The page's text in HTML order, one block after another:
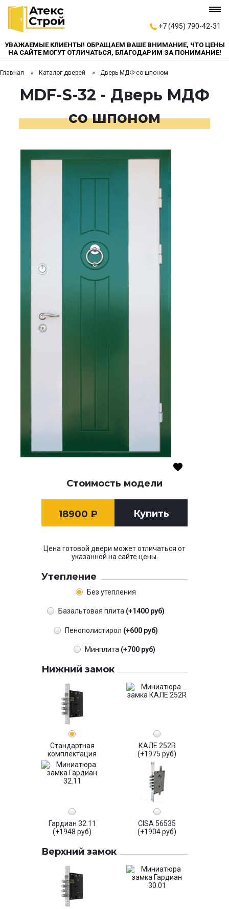
+7 (495) 790-42-31
УВАЖАЕМЫЕ КЛИЕНТЫ! ОБРАЩАЕМ ВАШЕ ВНИМАНИЕ, ЧТО ЦЕНЫ
НА САЙТЕ МОГУТ ОТЛИЧАТЬСЯ, БЛАГОДАРИМ ЗА ПОНИМАНИЕ!
Главная Каталог дверей Дверь МДФ со шпоном
MDF-S-32 - Дверь МДФ
со шпоном
Стоимость модели
18900 ₽ Купить
Цена готовой двери может отличаться от
указанной на сайте цены.
Утепление
Без утепления
Базальтовая плита (+1400 руб)
Пенополистирол (+600 руб)
Минплита (+700 руб)
Нижний замок
Стандартная
комплектация
КАЛЕ 252R
(+1975 руб)
Гардиан 32.11
(+1948 руб)
CISA 56535
(+1904 руб)
Верхний замок